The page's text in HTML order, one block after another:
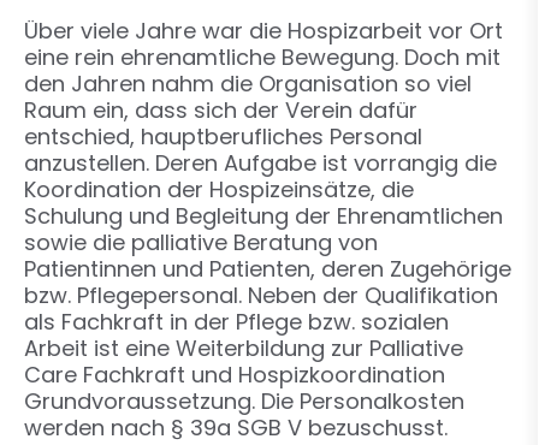
Über viele Jahre war die Hospizarbeit vor Ort
eine rein ehrenamtliche Bewegung. Doch mit
den Jahren nahm die Organisation so viel
Raum ein, dass sich der Verein dafür
entschied, hauptberufliches Personal
anzustellen. Deren Aufgabe ist vorrangig die
Koordination der Hospizeinsätze, die
Schulung und Begleitung der Ehrenamtlichen
sowie die palliative Beratung von
Patientinnen und Patienten, deren Zugehörige
bzw. Pflegepersonal. Neben der Qualifikation
als Fachkraft in der Pflege bzw. sozialen
Arbeit ist eine Weiterbildung zur Palliative
Care Fachkraft und Hospizkoordination
Grundvoraussetzung. Die Personalkosten
werden nach § 39a SGB V bezuschusst.